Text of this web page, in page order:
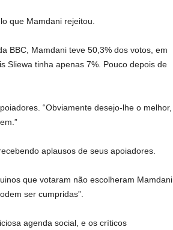
que Mamdani rejeitou.
BBC, Mamdani teve 50,3% dos votos, em
Sliewa tinha apenas 7%. Pouco depois de
“Obviamente desejo-lhe o melhor,
aplausos de seus apoiadores.
que votaram não escolheram Mamdani
ser cumpridas”.
agenda social, e os críticos